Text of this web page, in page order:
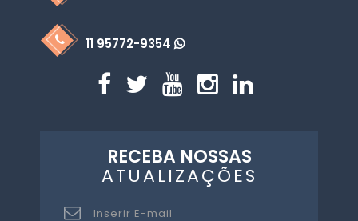
11 95772-9354
RECEBA NOSSAS
ATUALIZAÇÕES